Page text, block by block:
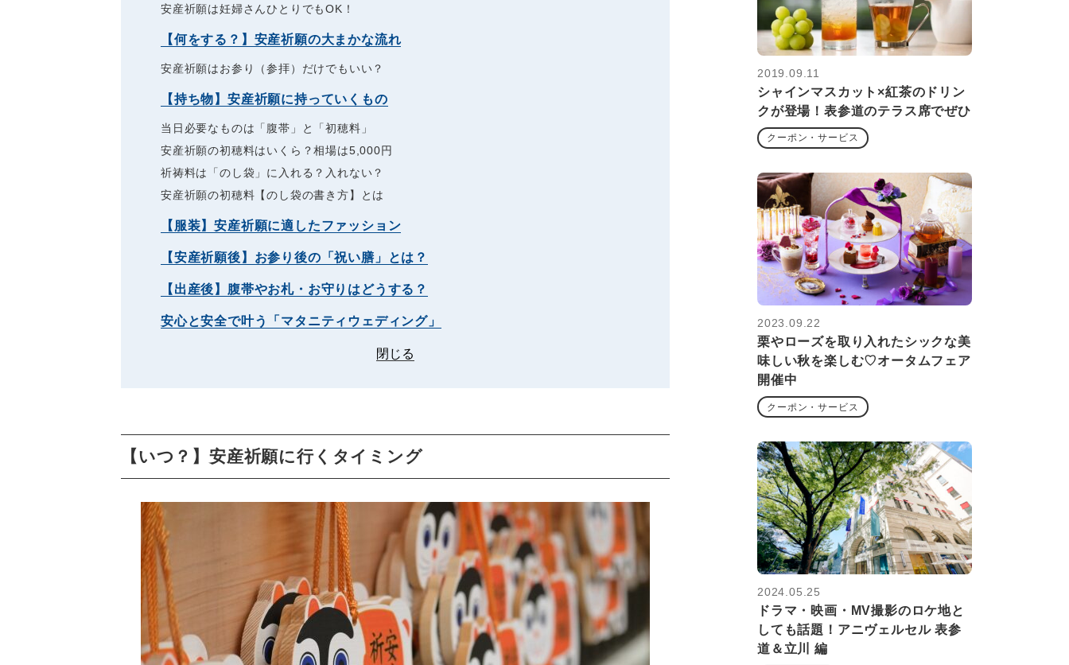
安産祈願は妊婦さんひとりでもOK！
【何をする？】安産祈願の大まかな流れ
安産祈願はお参り（参拝）だけでもいい？
【持ち物】安産祈願に持っていくもの
当日必要なものは「腹帯」と「初穂料」
安産祈願の初穂料はいくら？相場は5,000円
祈祷料は「のし袋」に入れる？入れない？
安産祈願の初穂料【のし袋の書き方】とは
【服装】安産祈願に適したファッション
【安産祈願後】お参り後の「祝い膳」とは？
【出産後】腹帯やお札・お守りはどうする？
安心と安全で叶う「マタニティウェディング」
閉じる
【いつ？】安産祈願に行くタイミング
2019.09.11
シャインマスカット×紅茶のドリン
クが登場！表参道のテラス席でぜひ
クーポン・サービス
2023.09.22
栗やローズを取り入れたシックな美
味しい秋を楽しむ♡オータムフェア
開催中
クーポン・サービス
2024.05.25
ドラマ・映画・MV撮影のロケ地と
しても話題！アニヴェルセル 表参
道＆立川 編